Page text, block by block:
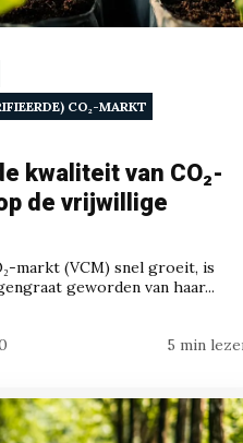
CO₂-MARKT
kwaliteit van CO₂-
de vrijwillige
markt (VCM) snel groeit, is
geworden van haar...
5 min